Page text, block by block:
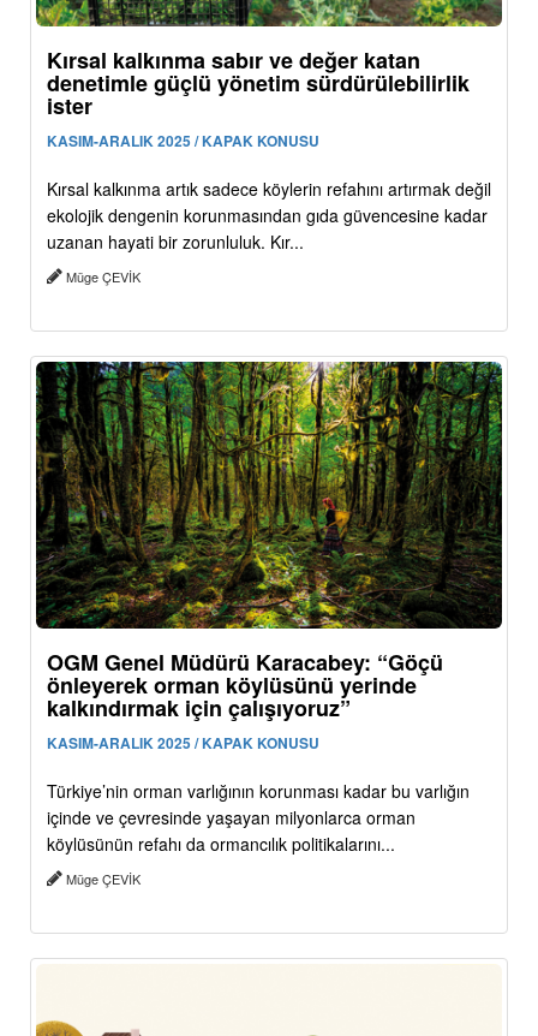
Kırsal kalkınma sabır ve değer katan
denetimle güçlü yönetim sürdürülebilirlik
ister
KASIM-ARALIK 2025 / KAPAK KONUSU
Kırsal kalkınma artık sadece köylerin refahını artırmak değil
ekolojik dengenin korunmasından gıda güvencesine kadar
uzanan hayati bir zorunluluk. Kır...
Müge ÇEVİK
OGM Genel Müdürü Karacabey: “Göçü
önleyerek orman köylüsünü yerinde
kalkındırmak için çalışıyoruz”
KASIM-ARALIK 2025 / KAPAK KONUSU
Türkiye’nin orman varlığının korunması kadar bu varlığın
içinde ve çevresinde yaşayan milyonlarca orman
köylüsünün refahı da ormancılık politikalarını...
Müge ÇEVİK